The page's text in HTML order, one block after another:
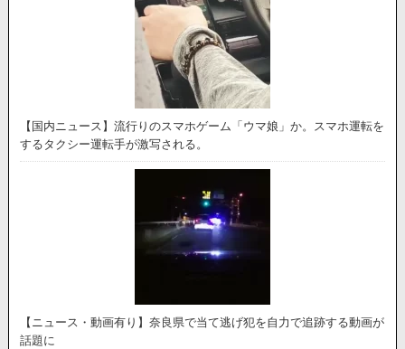
【国内ニュース】流行りのスマホゲーム「ウマ娘」か。スマホ運転を
するタクシー運転手が激写される。
【ニュース・動画有り】奈良県で当て逃げ犯を自力で追跡する動画が
話題に